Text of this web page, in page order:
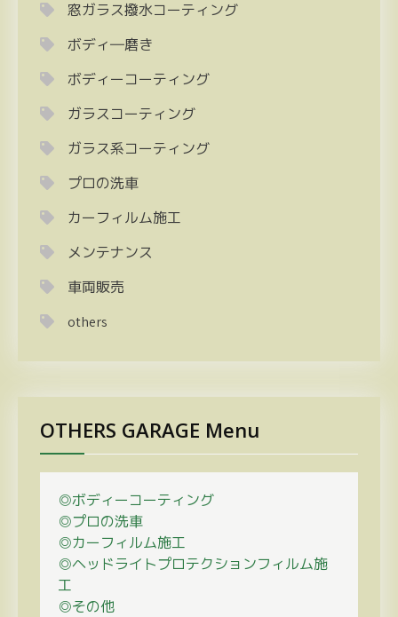
窓ガラス撥水コーティング
ボディ―磨き
ボディーコーティング
ガラスコーティング
ガラス系コーティング
プロの洗車
カーフィルム施工
メンテナンス
車両販売
others
OTHERS GARAGE Menu
◎ボディーコーティング
◎プロの洗車
◎カーフィルム施工
◎ヘッドライトプロテクションフィルム施
工
◎その他